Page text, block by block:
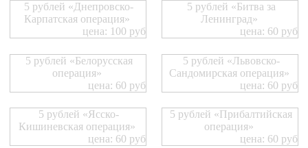
5 рублей «Днепровско-
Карпатская операция»
цена: 100 руб
5 рублей «Битва за
Ленинград»
цена: 60 руб
5 рублей «Белорусская
операция»
цена: 60 руб
5 рублей «Львовско-
Сандомирская операция»
цена: 60 руб
5 рублей «Ясско-
Кишиневская операция»
цена: 60 руб
5 рублей «Прибалтийская
операция»
цена: 60 руб